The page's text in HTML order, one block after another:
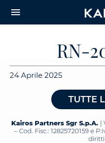
CONTENT
menu
RN-
24 Aprile 2025
TUTTE
Kairos Partners Sgr S.p.A. |
– Cod. Fisc.: 12825720159 e
diritti